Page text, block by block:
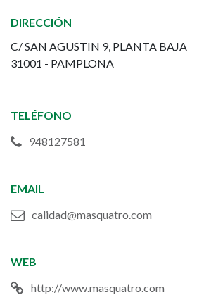
Instalaciones
Deportivas
-
Masquatro
DIRECCIÓN
C/ SAN AGUSTIN 9, PLANTA BAJA
31001 - PAMPLONA
TELÉFONO
948127581
EMAIL
calidad@masquatro.com
WEB
http://www.masquatro.com